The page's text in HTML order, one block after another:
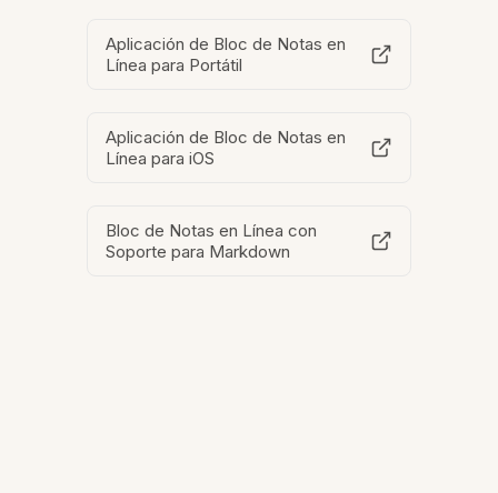
Aplicación de Bloc de Notas en
Línea para Portátil
Aplicación de Bloc de Notas en
Línea para iOS
Bloc de Notas en Línea con
Soporte para Markdown